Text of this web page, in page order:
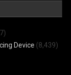
Device (8,439)